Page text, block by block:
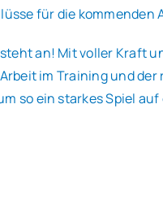
für die kommenden
an! Mit voller Kraft
im Training und
so ein starkes Spiel